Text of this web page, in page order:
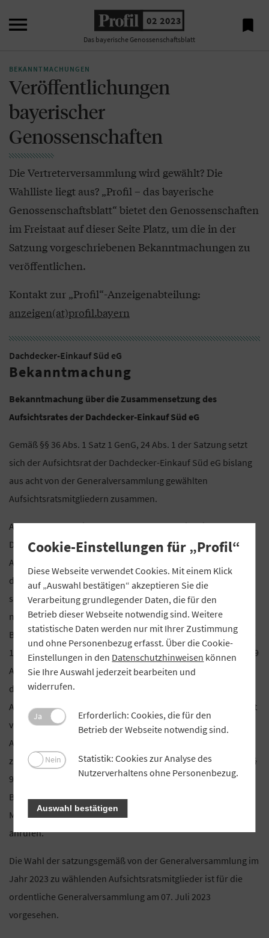
 02 2023
Das bayerische Genossenschaftsblatt

BEKANNTMACHUNGEN
Veröffentlichungen
bayerischer
Genossenschaften
Die Vertreterversammlung wird gewählt? Die
Wahlliste liegt aus? „Profil – das bayerische
Genossenschaftsblatt“ bietet den Genossenschaften
im Freistaat auf dieser Seite Platz, um die in der
Satzung vorgeschriebenen Bekanntmachungen zu
veröffentlichen.
Kontakt zur „Profil“-Anzeigenabteilung:
anzeigen(at)profil.bayern
Dachdecker-Einkauf Süd eG
Bekanntmachung
Bekanntmachung über die Zusammensetzung des
Aufsichtsrates der Dachdecker-Einkauf Süd eG
Gemäß §§ 36 Abs. 1 Satz 1 GenG, 24 Abs. 1 der Satzung setzt
sich der Aufsichtsrat der Dachdecker-Einkauf Süd eG bislang
aus acht von der Generalversammlung gewählten
Aufsichtsratsmitgliedern zusammen.
Aufgrund beständigen Wachstums beschäftigt die
Dachdecker-Einkauf Süd eG zwischenzeitlich mehr als 500
Arbeitnehmer. Der Vorstand geht davon aus, dass auch
dauerhaft mehr als 500 Mitarbeiter beschäftigt werden und
sich der Aufsichtsrat der Dachdecker-Einkauf Süd eG deshalb
nicht mehr nach den maßgeblichen gesetzlichen
Bestimmungen zusammensetzt. Einschlägig sind nunmehr §§
1 Abs. 1 Nr. 5, 4 Abs. 1 DrittelbG i.V.m. §§ 96 Abs. 4 und 97 bis 99
AktG, wonach der Aufsichtsrat zu einem Drittel aus Vertretern
der Arbeitnehmer bestehen muss. Demgemäß wird der
Aufsichtsrat gemäß § 24 Abs. 1 der Satzung zukünftig aus acht
von der Generalversammlung zu wählenden
Aufsichtsratsmitgliedern und vier Arbeitnehmervertretern
zusammengesetzt sein, wenn nicht Antragsberechtigte nach §
98 Abs. 2 AktG innerhalb eines Monats nach dieser
Bekanntmachung im Bundesanzeiger das Landgericht
Mannheim als das nach § 98 Abs. 1 AktG zuständige Gericht
anrufen.
Die Wahl der satzungsgemäß von der Generalversammlung im
Jahr 2023 zu wählenden Aufsichtsratsmitglieder ist für die
ordentliche Generalversammlung am 07. Juli 2023
vorgesehen.
Cookie-Einstellungen für „Profil“
Diese Webseite verwendet Cookies. Mit einem Klick
auf „Auswahl bestätigen“ akzeptieren Sie die
Verarbeitung grundlegender Daten, die für den
Betrieb dieser Webseite notwendig sind. Weitere
statistische Daten werden nur mit Ihrer Zustimmung
und ohne Personenbezug erfasst. Über die Cookie-
Einstellungen in den Datenschutzhinweisen können
Sie Ihre Auswahl jederzeit bearbeiten und
widerrufen.
Ja
Erforderlich: Cookies, die für den
Betrieb der Webseite notwendig sind.
Nein
Statistik: Cookies zur Analyse des
Nutzerverhaltens ohne Personenbezug.
Auswahl bestätigen